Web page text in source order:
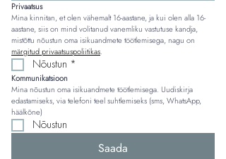
Privaatsus
Mina kinnitan, et olen vähemalt 16-aastane, ja kui olen alla 16-
aastane, siis on mind volitanud vanemliku vastutuse kandja,
märgitud privaatsuspoliitikas.
Nõustun *
Kommunikatsioon
Mina nõustun oma isikuandmete töötlemisega. Uudiskirja
edastamiseks, via telefoni teel suhtlemiseks (sms, WhatsApp,
häälkõne)
Nõustun
Saada